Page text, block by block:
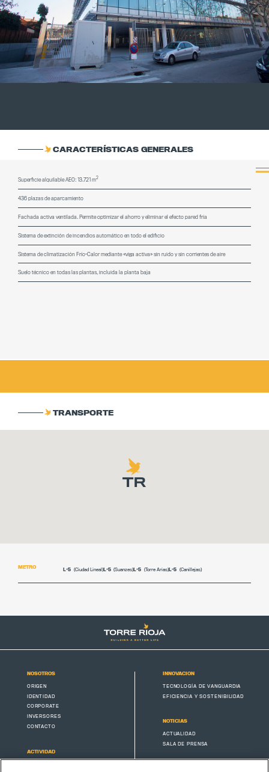
CARACTERÍSTICAS GENERALES
Superficie alquilable AEO: 13.721 m2
436 plazas de aparcamiento
Fachada activa ventilada. Permite optimizar el ahorro y eliminar el efecto pared fría
Sistema de extinción de incendios automático en todo el edificio
Sistema de climatización Frío-Calor mediante «viga activa» sin ruido y sin corrientes de aire
Suelo técnico en todas las plantas, incluida la planta baja
TRANSPORTE
METRO L-5 (Ciudad Lineal)L-5 (Suanzes)L-5 (Torre Arias)L-5 (Canillejas)
NOSOTROS
ORIGEN
IDENTIDAD
CORPORATE
INVERSORES
CONTACTO
ACTIVIDAD
INNOVACIÓN
TECNOLOGÍA DE VANGUARDIA
EFICIENCIA Y SOSTENIBILIDAD
NOTICIAS
ACTUALIDAD
SALA DE PRENSA